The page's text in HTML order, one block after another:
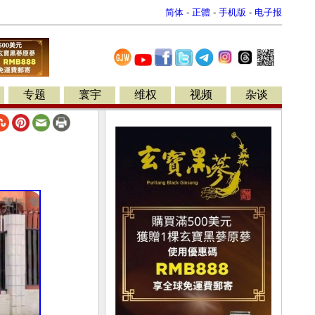
简体 - 正體 - 手机版 - 电子报
专题 寰宇 维权 视频 杂谈